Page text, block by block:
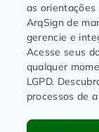
as
ArqSign de
gerencie e
Acesse seus
qualquer
LGPD.
processos de